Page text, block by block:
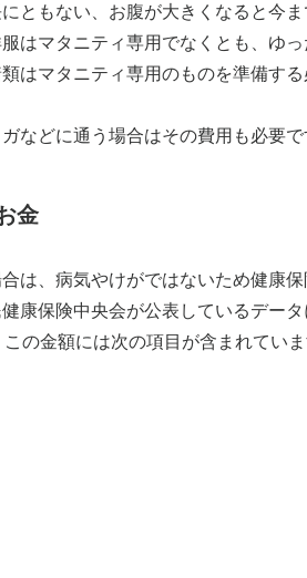
ともない、お腹が大きくなると今
はマタニティ専用でなくとも、ゆ
はマタニティ専用のものを準備する
などに通う場合はその費用も必要で
金
は、病気やけがではないため健康
康保険中央会が公表しているデー
の金額には次の項目が含まれていま